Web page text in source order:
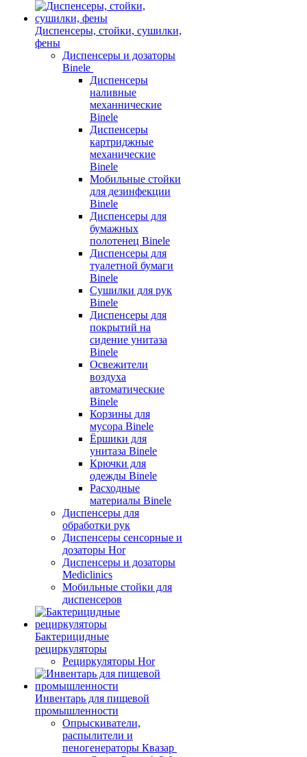
Диспенсеры, стойки, сушилки,
фены
Диспенсеры и дозаторы
Binele
Диспенсеры
наливные
механнические
Binele
Диспенсеры
картриджные
механические
Binele
Мобильные стойки
для дезинфекции
Binele
Диспенсеры для
бумажных
полотенец Binele
Диспенсеры для
туалетной бумаги
Binele
Сушилки для рук
Binele
Диспенсеры для
покрытий на
сидение унитаза
Binele
Освежители
воздуха
автоматические
Binele
Корзины для
мусора Binele
Ёршики для
унитаза Binele
Крючки для
одежды Binele
Расходные
материалы Binele
Диспенсеры для
обработки рук
Диспенсеры сенсорные и
дозаторы Hor
Диспенсеры и дозаторы
Mediclinics
Мобильные стойки для
диспенсеров
Бактерицидные
рециркуляторы
Рециркуляторы Hor
Инвентарь для пищевой
промышленности
Опрыскиватели,
распылители и
пеногенераторы Квазар